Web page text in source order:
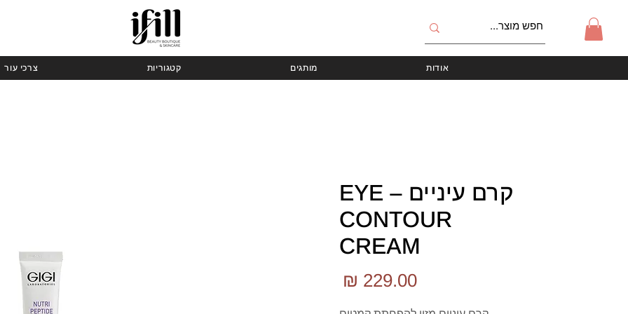
צרכי עור קטגוריות מותגים אודות
קרם עיניים – EYE
CONTOUR
CREAM